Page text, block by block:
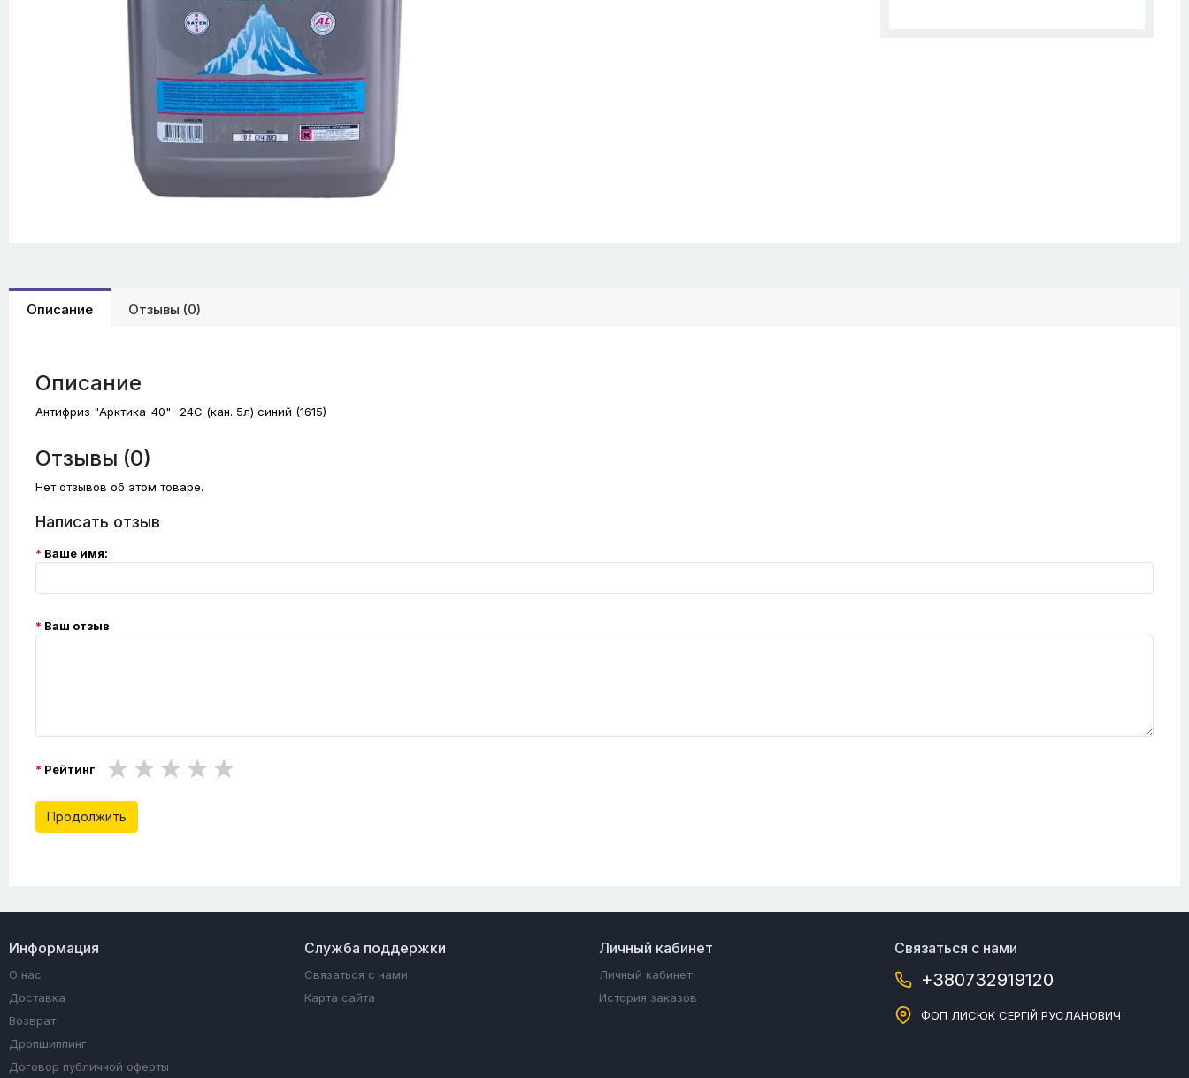
Описание Отзывы (0)
Описание
Антифриз "Арктика-40" -24С (кан. 5л) синий (1615)
Отзывы (0)
Нет отзывов об этом товаре.
Написать отзыв
Ваше имя:
Ваш отзыв
Рейтинг
Продолжить
Информация
О нас
Доставка
Возврат
Дропшиппинг
Договор публичной оферты
Служба поддержки
Связаться с нами
Карта сайта
Личный кабинет
Личный кабинет
История заказов
Связаться с нами
+380732919120
ФОП ЛИСЮК СЕРГІЙ РУСЛАНОВИЧ